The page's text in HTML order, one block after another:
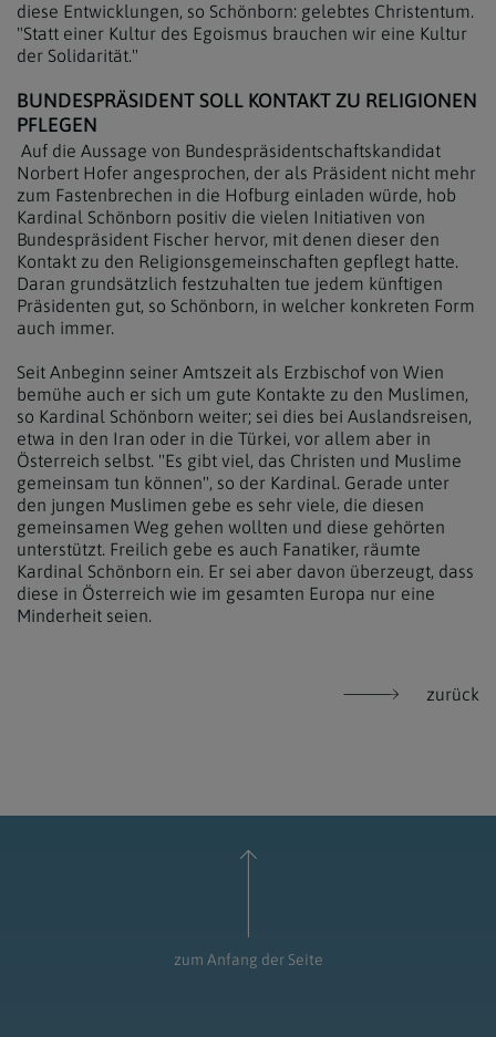
diese Entwicklungen, so Schönborn: gelebtes Christentum.
"Statt einer Kultur des Egoismus brauchen wir eine Kultur
der Solidarität."
BUNDESPRÄSIDENT SOLL KONTAKT ZU RELIGIONEN
PFLEGEN
Auf die Aussage von Bundespräsidentschaftskandidat
Norbert Hofer angesprochen, der als Präsident nicht mehr
zum Fastenbrechen in die Hofburg einladen würde, hob
Kardinal Schönborn positiv die vielen Initiativen von
Bundespräsident Fischer hervor, mit denen dieser den
Kontakt zu den Religionsgemeinschaften gepflegt hatte.
Daran grundsätzlich festzuhalten tue jedem künftigen
Präsidenten gut, so Schönborn, in welcher konkreten Form
auch immer.
Seit Anbeginn seiner Amtszeit als Erzbischof von Wien
bemühe auch er sich um gute Kontakte zu den Muslimen,
so Kardinal Schönborn weiter; sei dies bei Auslandsreisen,
etwa in den Iran oder in die Türkei, vor allem aber in
Österreich selbst. "Es gibt viel, das Christen und Muslime
gemeinsam tun können", so der Kardinal. Gerade unter
den jungen Muslimen gebe es sehr viele, die diesen
gemeinsamen Weg gehen wollten und diese gehörten
unterstützt. Freilich gebe es auch Fanatiker, räumte
Kardinal Schönborn ein. Er sei aber davon überzeugt, dass
diese in Österreich wie im gesamten Europa nur eine
Minderheit seien.
zurück
zum Anfang der Seite